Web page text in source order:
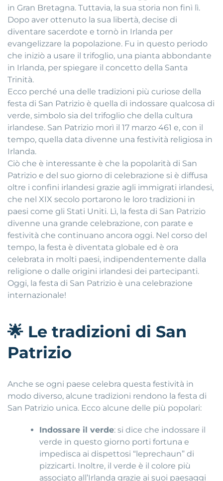
in Gran Bretagna. Tuttavia, la sua storia non finì lì.
Dopo aver ottenuto la sua libertà, decise di
diventare sacerdote e tornò in Irlanda per
evangelizzare la popolazione. Fu in questo periodo
che iniziò a usare il trifoglio, una pianta abbondante
in Irlanda, per spiegare il concetto della Santa
Trinità.
Ecco perché una delle tradizioni più curiose della
festa di San Patrizio è quella di indossare qualcosa di
verde, simbolo sia del trifoglio che della cultura
irlandese. San Patrizio morì il 17 marzo 461 e, con il
tempo, quella data divenne una festività religiosa in
Irlanda.
Ciò che è interessante è che la popolarità di San
Patrizio e del suo giorno di celebrazione si è diffusa
oltre i confini irlandesi grazie agli immigrati irlandesi,
che nel XIX secolo portarono le loro tradizioni in
paesi come gli Stati Uniti. Lì, la festa di San Patrizio
divenne una grande celebrazione, con parate e
festività che continuano ancora oggi. Nel corso del
tempo, la festa è diventata globale ed è ora
celebrata in molti paesi, indipendentemente dalla
religione o dalle origini irlandesi dei partecipanti.
Oggi, la festa di San Patrizio è una celebrazione
internazionale!
🌟 Le tradizioni di San
Patrizio
Anche se ogni paese celebra questa festività in
modo diverso, alcune tradizioni rendono la festa di
San Patrizio unica. Ecco alcune delle più popolari:
Indossare il verde: si dice che indossare il
verde in questo giorno porti fortuna e
impedisca ai dispettosi “leprechaun” di
pizzicarti. Inoltre, il verde è il colore più
associato all’Irlanda grazie ai suoi paesaggi